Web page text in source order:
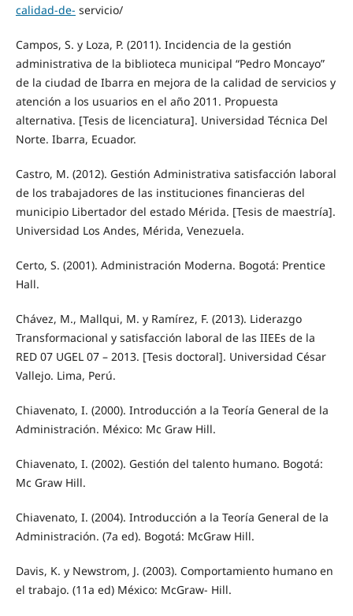
calidad-de- servicio/
Campos, S. y Loza, P. (2011). Incidencia de la gestión
administrativa de la biblioteca municipal “Pedro Moncayo”
de la ciudad de Ibarra en mejora de la calidad de servicios y
atención a los usuarios en el año 2011. Propuesta
alternativa. [Tesis de licenciatura]. Universidad Técnica Del
Norte. Ibarra, Ecuador.
Castro, M. (2012). Gestión Administrativa satisfacción laboral
de los trabajadores de las instituciones financieras del
municipio Libertador del estado Mérida. [Tesis de maestría].
Universidad Los Andes, Mérida, Venezuela.
Certo, S. (2001). Administración Moderna. Bogotá: Prentice
Hall.
Chávez, M., Mallqui, M. y Ramírez, F. (2013). Liderazgo
Transformacional y satisfacción laboral de las IIEEs de la
RED 07 UGEL 07 – 2013. [Tesis doctoral]. Universidad César
Vallejo. Lima, Perú.
Chiavenato, I. (2000). Introducción a la Teoría General de la
Administración. México: Mc Graw Hill.
Chiavenato, I. (2002). Gestión del talento humano. Bogotá:
Mc Graw Hill.
Chiavenato, I. (2004). Introducción a la Teoría General de la
Administración. (7a ed). Bogotá: McGraw Hill.
Davis, K. y Newstrom, J. (2003). Comportamiento humano en
el trabajo. (11a ed) México: McGraw- Hill.